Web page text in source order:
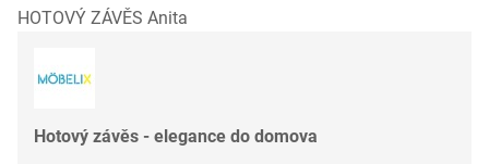
HOTOVÝ ZÁVĚS Anita
Hotový závěs - elegance do domova